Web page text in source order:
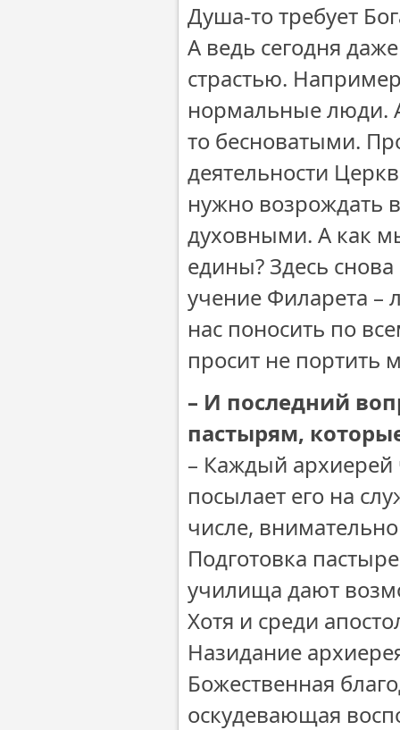
Душа-то требует
А ведь сегодня
страстью.
нормальные люди.
то бесноватыми.
деятельности
нужно возрождать
духовными. А как
едины? Здесь
учение Филарета –
нас поносить по
просит не портить
– И последний
пастырям,
– Каждый архиерей
посылает его на
числе,
Подготовка
училища дают
Хотя и среди
Назидание
Божественная
оскудевающая